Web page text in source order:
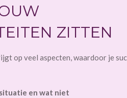
ZITTEN
op veel aspecten, waardoor je
en wat niet